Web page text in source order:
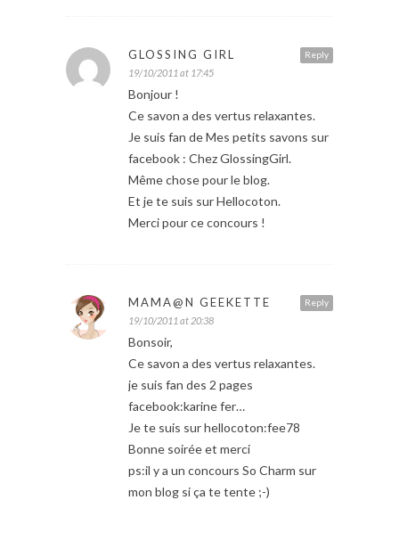
Reply
GLOSSING GIRL
19/10/2011 at 17:45
Bonjour !
Ce savon a des vertus relaxantes.
Je suis fan de Mes petits savons sur
facebook : Chez GlossingGirl.
Même chose pour le blog.
Et je te suis sur Hellocoton.
Merci pour ce concours !
Reply
MAMA@N GEEKETTE
19/10/2011 at 20:38
Bonsoir,
Ce savon a des vertus relaxantes.
je suis fan des 2 pages
facebook:karine fer…
Je te suis sur hellocoton:fee78
Bonne soirée et merci
ps:il y a un concours So Charm sur
mon blog si ça te tente ;-)